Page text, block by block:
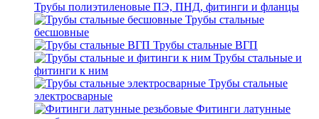
Трубы полиэтиленовые ПЭ, ПНД, фитинги и фланцы
Трубы стальные
бесшовные
Трубы стальные ВГП
Трубы стальные и
фитинги к ним
Трубы стальные
электросварные
Фитинги латунные